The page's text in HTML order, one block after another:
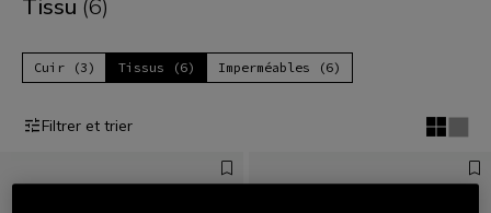
Tissu (6)
Cuir (3) Tissus (6) Imperméables (6)
Filtrer et trier